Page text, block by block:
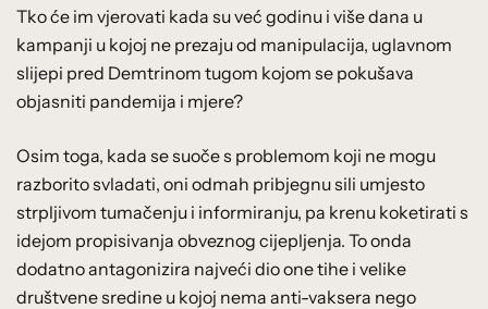
Tko će im vjerovati kada su već godinu i više dana u
kampanji u kojoj ne prezaju od manipulacija, uglavnom
slijepi pred Demtrinom tugom kojom se pokušava
objasniti pandemija i mjere?
Osim toga, kada se suoče s problemom koji ne mogu
razborito svladati, oni odmah pribjegnu sili umjesto
strpljivom tumačenju i informiranju, pa krenu koketirati s
idejom propisivanja obveznog cijepljenja. To onda
dodatno antagonizira najveći dio one tihe i velike
društvene sredine u kojoj nema anti-vaksera nego